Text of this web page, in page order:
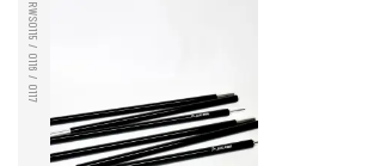
RWS0115 / 0116 / 0117